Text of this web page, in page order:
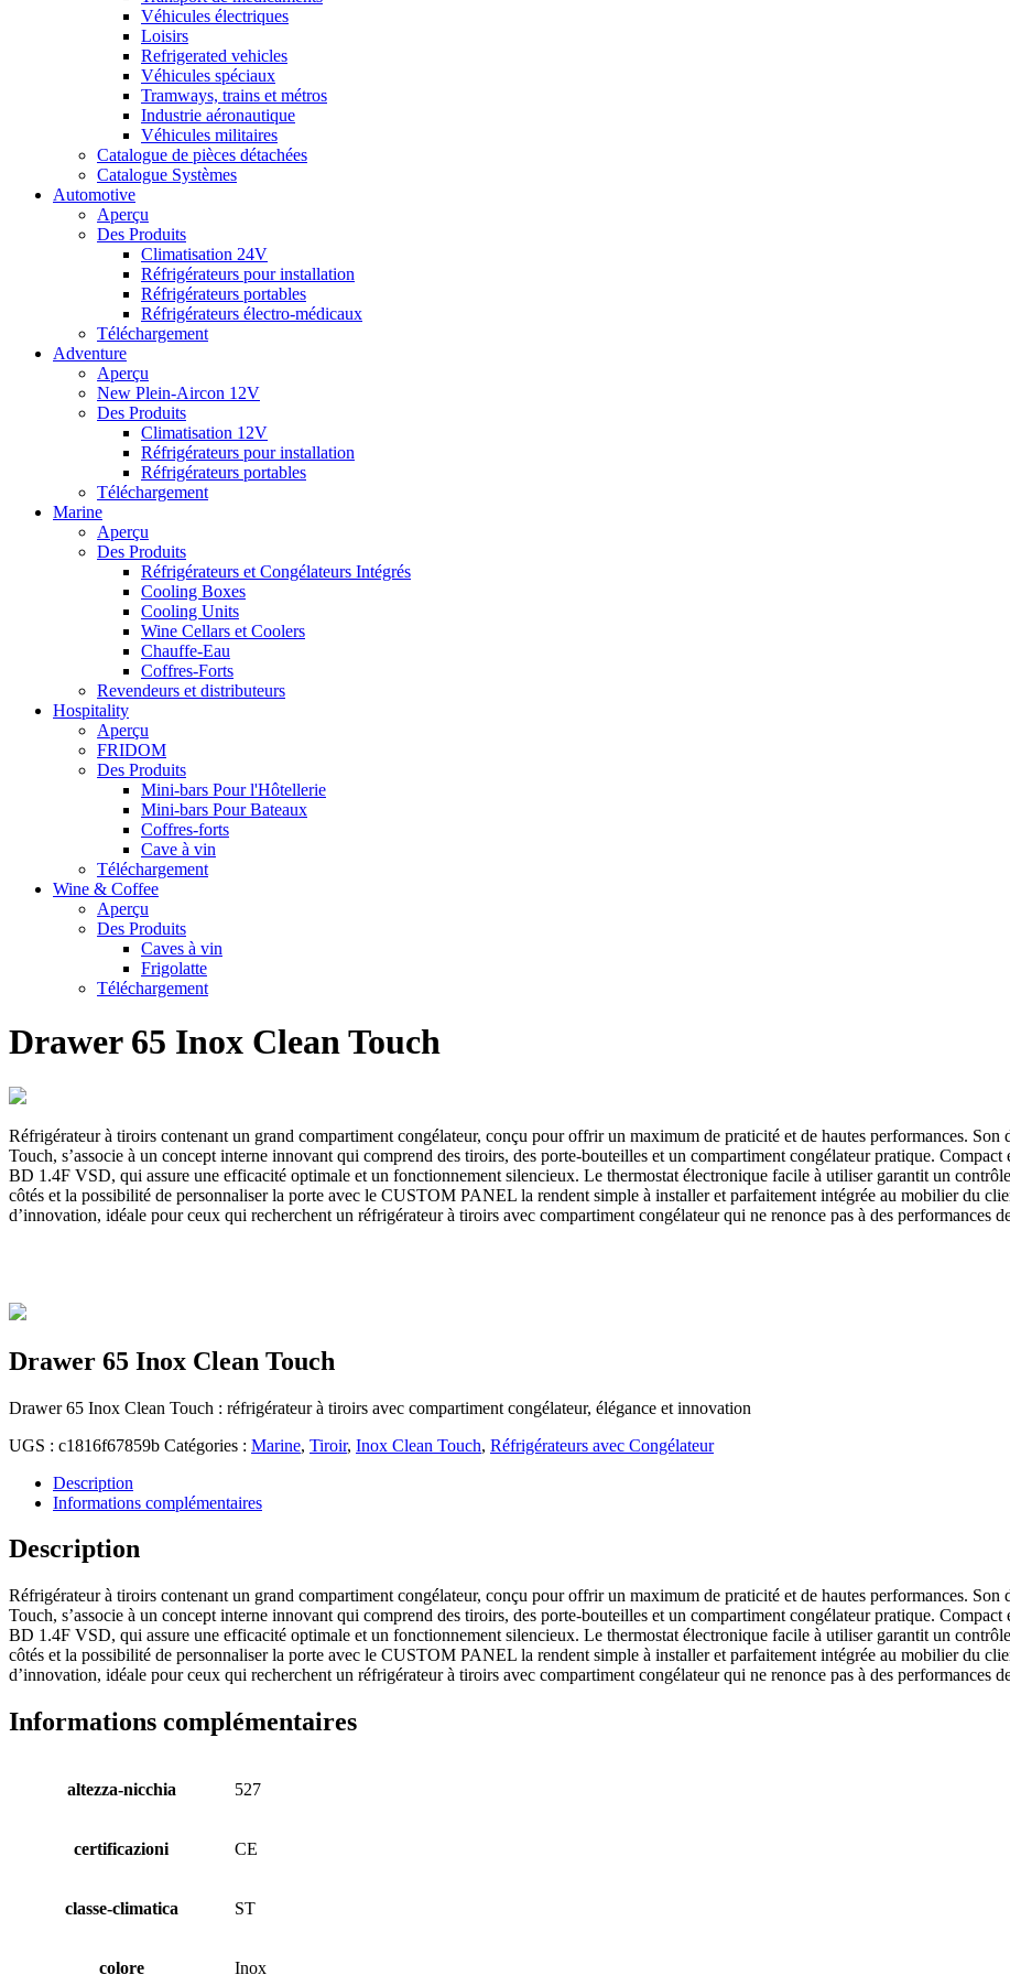
Véhicules électriques
Loisirs
Refrigerated vehicles
Véhicules spéciaux
Tramways, trains et métros
Industrie aéronautique
Véhicules militaires
Catalogue de pièces détachées
Catalogue Systèmes
Automotive
Aperçu
Des Produits
Climatisation 24V
Réfrigérateurs pour installation
Réfrigérateurs portables
Réfrigérateurs électro-médicaux
Téléchargement
Adventure
Aperçu
New Plein-Aircon 12V
Des Produits
Climatisation 12V
Réfrigérateurs pour installation
Réfrigérateurs portables
Téléchargement
Marine
Aperçu
Des Produits
Réfrigérateurs et Congélateurs Intégrés
Cooling Boxes
Cooling Units
Wine Cellars et Coolers
Chauffe-Eau
Coffres-Forts
Revendeurs et distributeurs
Hospitality
Aperçu
FRIDOM
Des Produits
Mini-bars Pour l'Hôtellerie
Mini-bars Pour Bateaux
Coffres-forts
Cave à vin
Téléchargement
Wine & Coffee
Aperçu
Des Produits
Caves à vin
Frigolatte
Téléchargement
Drawer 65 Inox Clean Touch
Réfrigérateur à tiroirs contenant un grand compartiment congélateur, conçu pour offrir un maximum de praticité et de hautes performances.
Touch, s’associe à un concept interne innovant qui comprend des tiroirs, des porte-bouteilles et un compartiment congélateur pratique.
BD 1.4F VSD, qui assure une efficacité optimale et un fonctionnement silencieux. Le thermostat électronique facile à utiliser garantit un
côtés et la possibilité de personnaliser la porte avec le CUSTOM PANEL la rendent simple à installer et parfaitement intégrée au mobilier du
d’innovation, idéale pour ceux qui recherchent un réfrigérateur à tiroirs avec compartiment congélateur qui ne renonce pas à des performances
Drawer 65 Inox Clean Touch
Drawer 65 Inox Clean Touch : réfrigérateur à tiroirs avec compartiment congélateur, élégance et innovation
UGS : c1816f67859b Catégories : Marine, Tiroir, Inox Clean Touch, Réfrigérateurs avec Congélateur
Description
Informations complémentaires
Description
Réfrigérateur à tiroirs contenant un grand compartiment congélateur, conçu pour offrir un maximum de praticité et de hautes performances.
Touch, s’associe à un concept interne innovant qui comprend des tiroirs, des porte-bouteilles et un compartiment congélateur pratique.
BD 1.4F VSD, qui assure une efficacité optimale et un fonctionnement silencieux. Le thermostat électronique facile à utiliser garantit un
côtés et la possibilité de personnaliser la porte avec le CUSTOM PANEL la rendent simple à installer et parfaitement intégrée au mobilier du
d’innovation, idéale pour ceux qui recherchent un réfrigérateur à tiroirs avec compartiment congélateur qui ne renonce pas à des performances
Informations complémentaires
altezza-nicchia 527
certificazioni CE
classe-climatica ST
colore Inox